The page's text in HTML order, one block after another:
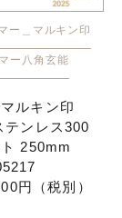
＿マルキン印
ー 八角玄能
ルキン印
テンレス300
250mm
円（税別）